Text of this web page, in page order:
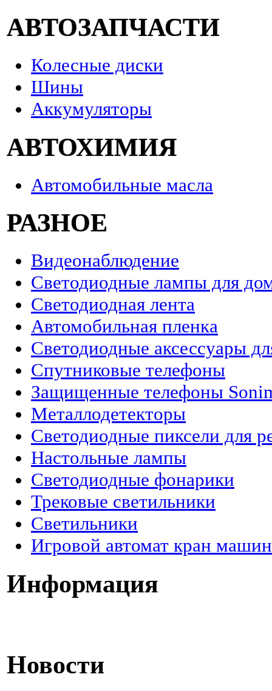
АВТОЗАПЧАСТИ
Колесные диски
Шины
Аккумуляторы
АВТОХИМИЯ
Автомобильные масла
РАЗНОЕ
Видеонаблюдение
Светодиодные лампы для
Светодиодная лента
Автомобильная пленка
Светодиодные аксессуары
Спутниковые телефоны
Защищенные телефоны
Металлодетекторы
Светодиодные пиксели для
Настольные лампы
Светодиодные фонарики
Трековые светильники
Светильники
Игровой автомат кран
Информация
Новости